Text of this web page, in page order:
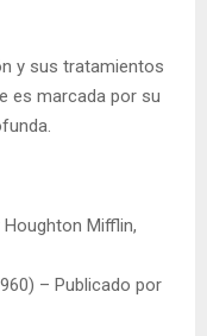
y sus tratamientos
es marcada por su
Mifflin,
– Publicado por